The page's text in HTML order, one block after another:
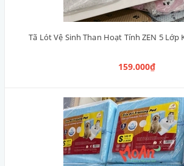
Tã Lót Vệ Sinh Than Hoạt Tính ZEN 5 Lớp
159.000₫